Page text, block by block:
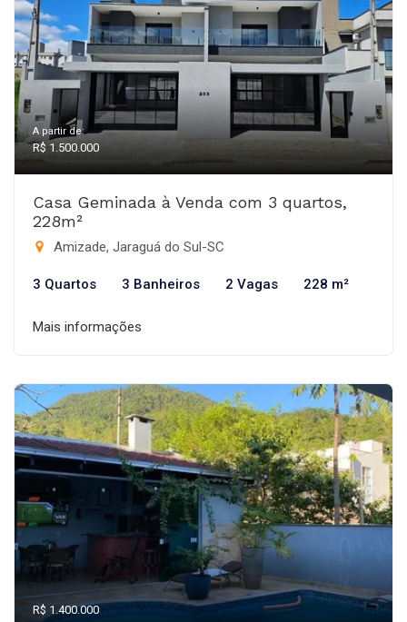
A partir de:
R$ 1.500.000
Casa Geminada à Venda com 3 quartos,
228m²
Amizade, Jaraguá do Sul-SC
3 Quartos 3 Banheiros 2 Vagas 228 m²
Mais informações
R$ 1.400.000